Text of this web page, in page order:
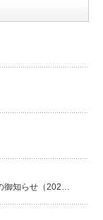
御知らせ（202…